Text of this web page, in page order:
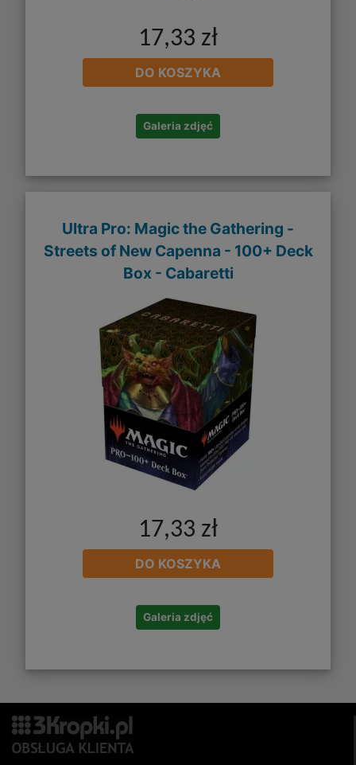
17,33 zł
DO KOSZYKA
Galeria zdjęć
Ultra Pro: Magic the Gathering -
Streets of New Capenna - 100+ Deck
Box - Cabaretti
17,33 zł
DO KOSZYKA
Galeria zdjęć